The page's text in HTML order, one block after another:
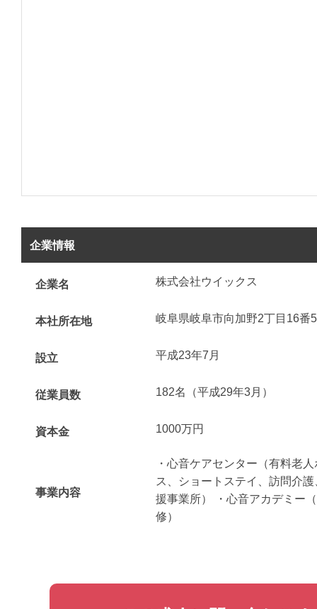
企業情報
企業名 株式会社ウイックス
本社所在地 岐阜県岐阜市向加野2丁目16番
設立 平成23年7月
従業員数 182名（平成29年3月）
資本金 1000万円
事業内容
・心音ケアセンター（有料老
ス、ショートステイ、訪問介
援事業所） ・心音アカデミー
修）